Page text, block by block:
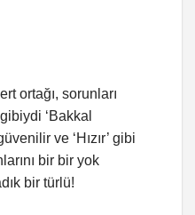
ortağı, sorunları
‘Bakkal
ve ‘Hızır’ gibi
bir bir yok
bir türlü!